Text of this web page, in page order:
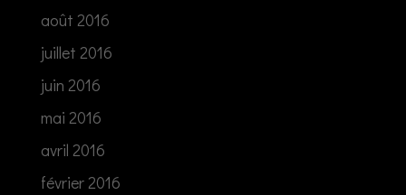
août 2016
juillet 2016
juin 2016
mai 2016
avril 2016
février 2016